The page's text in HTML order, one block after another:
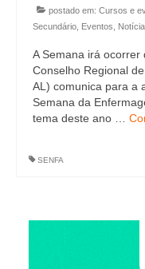
postado em: Cursos e
Secundário Eventos
A Semana irá
Conselho Regional
AL) comunica para a
Semana da
tema deste ano …
SENFA